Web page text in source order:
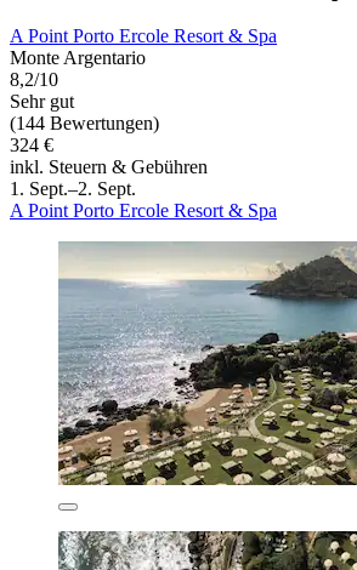
A Point Porto Ercole Resort & Spa
Monte Argentario
8,2/10
Sehr gut
(144 Bewertungen)
324 €
inkl. Steuern & Gebühren
1. Sept.–2. Sept.
A Point Porto Ercole Resort & Spa